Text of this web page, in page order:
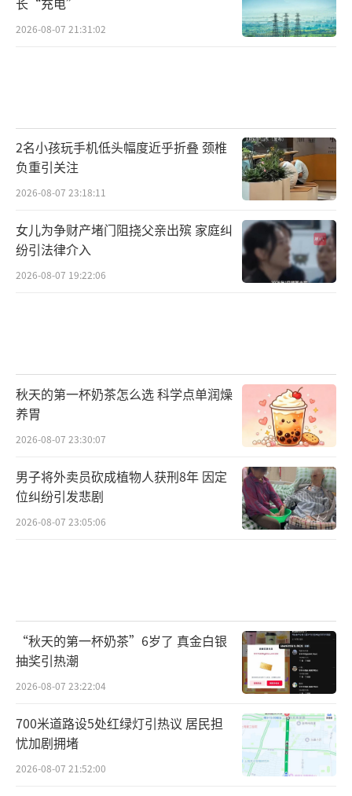
2026-08-07 21:31:02
2名小孩玩手机低头幅度近乎折叠 颈椎
负重引关注
2026-08-07 23:18:11
女儿为争财产堵门阻挠父亲出殡 家庭纠
纷引法律介入
2026-08-07 19:22:06
秋天的第一杯奶茶怎么选 科学点单润燥
养胃
2026-08-07 23:30:07
男子将外卖员砍成植物人获刑8年 因定
位纠纷引发悲剧
2026-08-07 23:05:06
“秋天的第一杯奶茶”6岁了 真金白银
抽奖引热潮
2026-08-07 23:22:04
700米道路设5处红绿灯引热议 居民担
忧加剧拥堵
2026-08-07 21:52:00